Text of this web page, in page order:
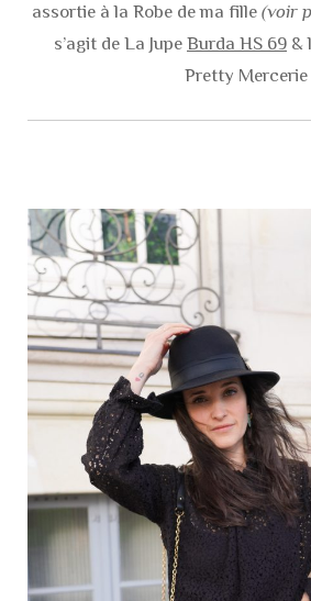
assortie à la Robe de ma fille (voir
s’agit de La Jupe Burda HS 69 &
Pretty Mercerie